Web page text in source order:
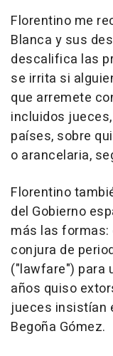
Florentino me
Blanca y sus
descalifica las
se irrita si
que arremete
incluidos
países, sobre
o arancelaria,
Florentino
del Gobierno
más las formas:
conjura de
("lawfare") para
años quiso
jueces insistían
Begoña Gómez.